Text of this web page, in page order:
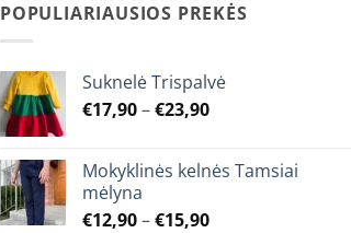
POPULIARIAUSIOS PREKĖS
Suknelė Trispalvė
€17,90–€23,90Price
through
Mokyklinės kelnės Tamsiai
mėlyna
€12,90–€15,90Price